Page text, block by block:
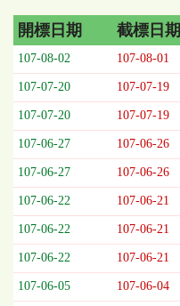
招
標
採
購
列
表，
欄
位
依
序
開
標
開標日期 截標日期
107-08-02 107-08-01
107-07-20 107-07-19
107-07-20 107-07-19
107-06-27 107-06-26
107-06-27 107-06-26
107-06-22 107-06-21
107-06-22 107-06-21
107-06-22 107-06-21
107-06-05 107-06-04